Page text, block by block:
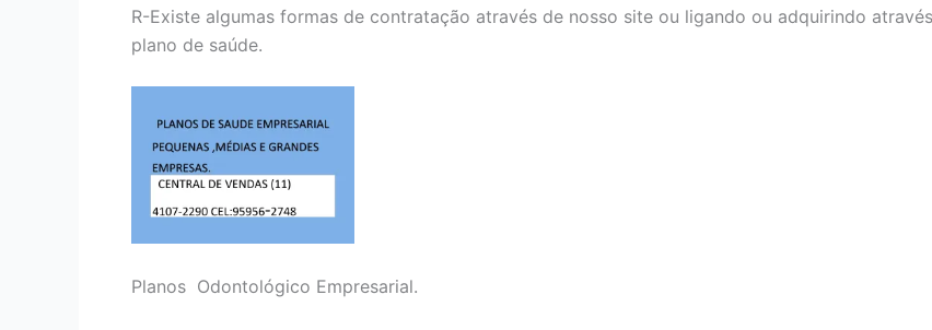
R-Existe algumas formas de contratação através de nosso site ou ligando ou adquirindo
plano de saúde.
Planos Odontológico Empresarial.